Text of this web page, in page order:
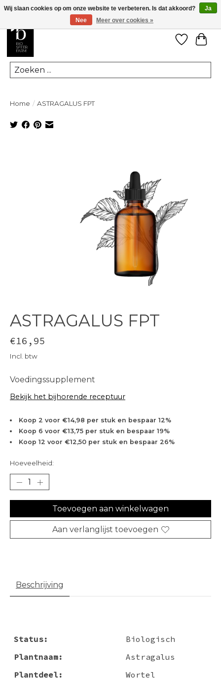
Zoeken
Home / ASTRAGALUS FPT
ASTRAGALUS FPT
€16,95
Incl. btw
Voedingssupplement
Bekijk het bijhorende receptuur
Koop 2 voor €14,98 per stuk en bespaar 12%
Koop 6 voor €13,75 per stuk en bespaar 19%
Koop 12 voor €12,50 per stuk en bespaar 26%
Hoeveelheid:
Toevoegen aan winkelwagen
Aan verlanglijst toevoegen
Beschrijving
Status:
Biologisch
Plantnaam:
Astragalus
Plantdeel:
Wortel
Wij slaan cookies op om onze website te verbeteren. Is dat akkoord?
Ja
Nee
Meer over cookies »